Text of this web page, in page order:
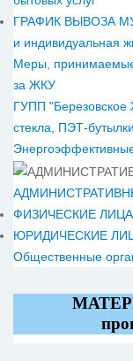
ГРАФИК ВЫВОЗА
и индивидуальная
Меры, принимаемые
за ЖКУ
ГУПП "Березовское
стекла, ПЭТ-
ФИЗИЧЕСКИЕ ЛИЦА
ЮРИДИЧЕСКИЕ
Общественные